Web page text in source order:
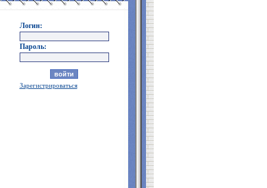
Логин:
Пароль:
Зарегистрироваться